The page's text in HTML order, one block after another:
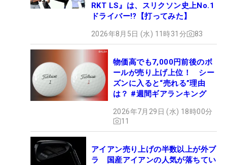
RKT LS』は、スリクソン史上No.1
ドライバー!?【打ってみた】
2026年8月5日 (水) 11時31分 83
物価高でも7,000円前後のボ
ールが売り上げ上位！ シー
ズンに入ると“売れる”理由
は？ #週間ギアランキング
2026年7月29日 (水) 18時00分
11
アイアン売り上げの半数以上が外ブ
ラ 国産アイアンの人気が落ちてい